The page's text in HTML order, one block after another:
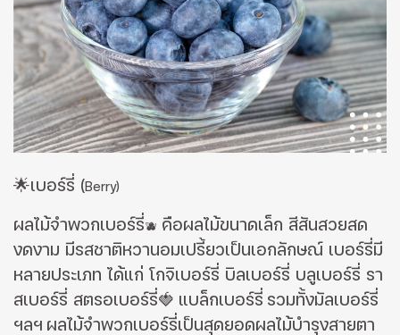
🌟เบอร์รี่ (Berry)
ผลไม้จําพวกเบอร์รี่🫐 คือผลไม้ขนาดเล็ก สีสันสวยสด
งดงาม มีรสชาติหวานอมเปรี้ยวเป็นเอกลักษณ์ เบอร์รี่มี
หลายประเภท ได้แก่ โกจิเบอร์รี่ บิลเบอร์รี่ บลูเบอร์รี่ รา
สเบอร์รี่ สตรอเบอร์รี่🍓 แบล็กเบอร์รี่ รวมทั้งมัลเบอร์รี่
ฯลฯ ผลไม้จําพวกเบอร์รี่เป็นสุดยอดผลไม้บํารุงสายตา